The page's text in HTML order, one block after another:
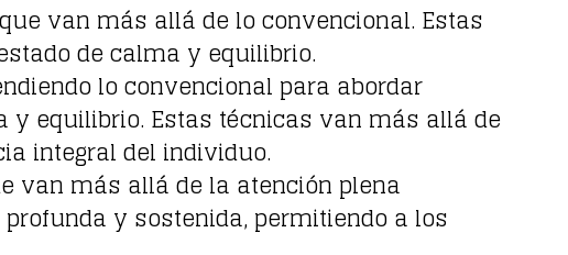
van más allá de lo convencional. Estas
de calma y equilibrio.
lo convencional para abordar
equilibrio. Estas técnicas van más allá de
integral del individuo.
van más allá de la atención plena
y sostenida, permitiendo a los